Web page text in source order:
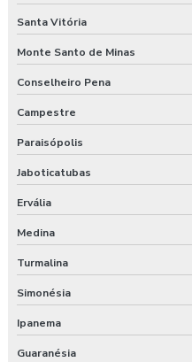
Treinamento online nr 33
Treinamento online nr 35
Treinamento saúde e
Treinamento segurança do
Valor para elaboração de pgr
Santa Vitória
Monte Santo de Minas
Conselheiro Pena
Campestre
Paraisópolis
Jaboticatubas
Ervália
Medina
Turmalina
Simonésia
Ipanema
Guaranésia